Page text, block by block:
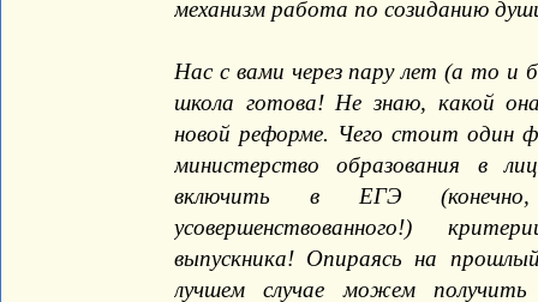
механизм работа по созиданию
Нас с вами через пару лет (а то и
школа готова! Не знаю, какой
новой реформе. Чего стоит один
министерство образования в
включить в ЕГЭ (конечно,
усовершенствованного!)
выпускника! Опираясь на
лучшем случае можем